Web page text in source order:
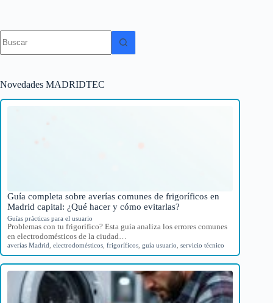
resultados
Novedades MADRIDTEC
Guía completa sobre averías comunes de frigoríficos en
Madrid capital: ¿Qué hacer y cómo evitarlas?
Guías prácticas para el usuario
Problemas con tu frigorífico? Esta guía analiza los errores comunes
en electrodomésticos de la ciudad…
averías Madrid electrodomésticos frigoríficos guía usuario servicio técnico